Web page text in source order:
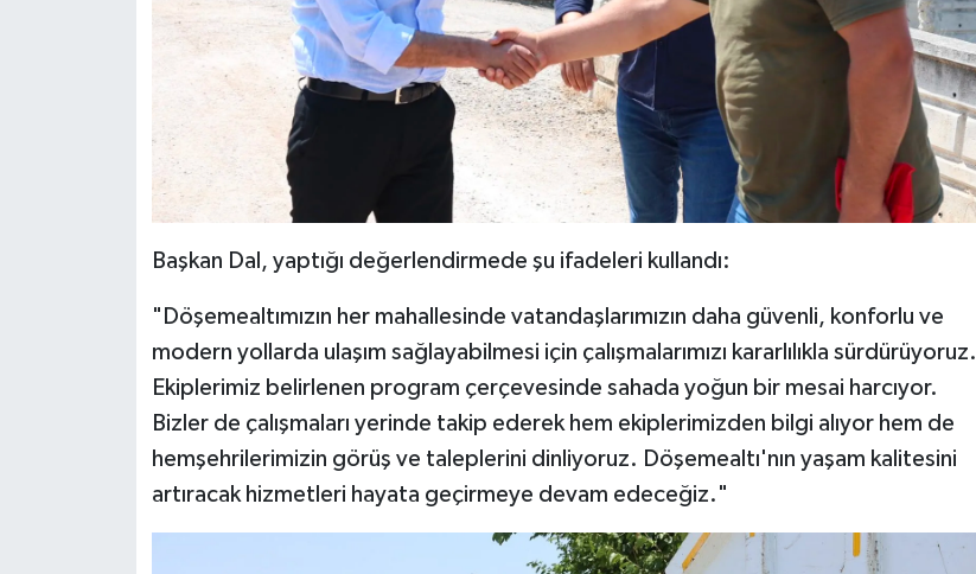
Başkan Dal, yaptığı değerlendirmede şu ifadeleri kullandı:
"Döşemealtımızın her mahallesinde vatandaşlarımızın daha güvenli, konforlu ve
modern yollarda ulaşım sağlayabilmesi için çalışmalarımızı kararlılıkla sürdürüyoruz.
Ekiplerimiz belirlenen program çerçevesinde sahada yoğun bir mesai harcıyor.
Bizler de çalışmaları yerinde takip ederek hem ekiplerimizden bilgi alıyor hem de
hemşehrilerimizin görüş ve taleplerini dinliyoruz. Döşemealtı'nın yaşam kalitesini
artıracak hizmetleri hayata geçirmeye devam edeceğiz."